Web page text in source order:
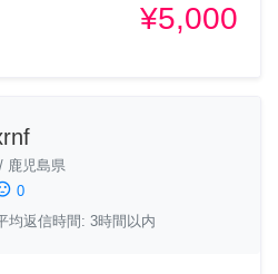
¥5,000
/ 鹿児島県
0
均返信時間: 3時間以内